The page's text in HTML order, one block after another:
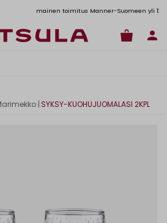
6,90€ Ilmainen toimitus Manner-Suomeen yli 120
| SYKSY-KUOHUJUOMALASI 2KPL